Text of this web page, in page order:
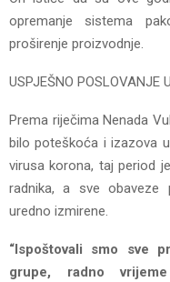
opremanje sistema
proširenje proizvodnje.
USPJEŠNO POSLOVANJE
Prema riječima Nenada
bilo poteškoća i izazova
virusa korona, taj period
radnika, a sve obaveze
uredno izmirene.
“Ispoštovali smo sve
grupe, radno